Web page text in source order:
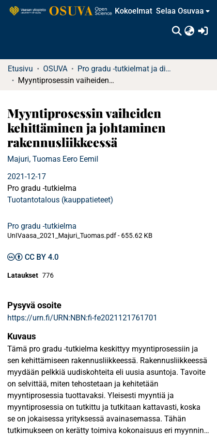
Kokoelmat Selaa Osuvaa
Etusivu OSUVA
Pro gradu -tutkielmat ja diplomityöt
Myyntiprosessin vaiheiden kehittäminen ja johtaminen rakennusliikkeessä
Myyntiprosessin vaiheiden
kehittäminen ja johtaminen
rakennusliikkeessä
Majuri, Tuomas Eero Eemil
2021-12-17
Pro gradu -tutkielma
Tuotantotalous (kauppatieteet)
Pro gradu -tutkielma
UnIVaasa_2021_Majuri_Tuomas.pdf - 655.62 KB
CC BY 4.0
Lataukset 776
Pysyvä osoite
https://urn.fi/URN:NBN:fi-fe2021121761701
Kuvaus
Tämä pro gradu -tutkielma keskittyy myyntiprosessiin ja
sen kehittämiseen rakennusliikkeessä. Rakennusliikkeessä
myydään pelkkiä uudiskohteita eli uusia asuntoja. Tavoite
on selvittää, miten tehostetaan ja kehitetään
myyntiprosessia tuottavaksi. Yleisesti myyntiä ja
myyntiprosessia on tutkittu ja tutkitaan kattavasti, koska
se on jokaisessa yrityksessä avainasemassa. Tähän
tutkimukseen on kerätty toimiva kokonaisuus eri myynnin